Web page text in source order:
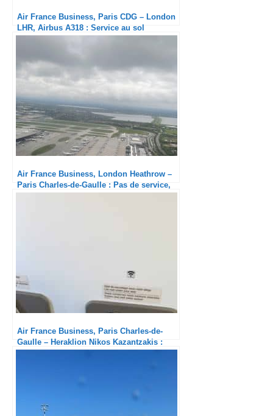
Air France Business, Paris CDG – London
LHR, Airbus A318 : Service au sol
Air France Business, London Heathrow –
Paris Charles-de-Gaulle : Pas de service,
Air France Business, Paris Charles-de-
Gaulle – Heraklion Nikos Kazantzakis :